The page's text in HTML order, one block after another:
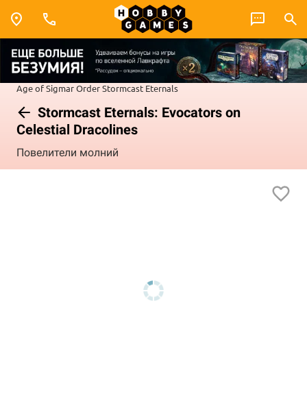
Age of SigmarOrderStormcast Eternals
Stormcast Eternals: Evocators on
Celestial Dracolines
Повелители молний